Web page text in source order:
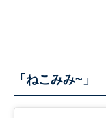
「ねこみみ~」